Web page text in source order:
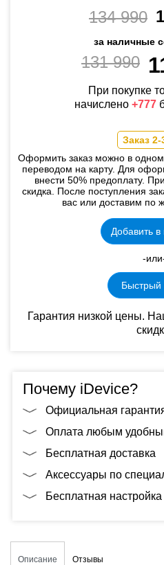
134 990
за наличные
131 990
При покупке
начислено +777
Заказ 2-
Оформить заказ можно в
переводом на карту. Для
внести 50% предоплату.
скидка. После поступления
вас или доставим по
Добавить в
-
Быстрый
Гарантия низкой цены.
Почему iDevice?
Официальная
Оплата любым
Бесплатная доставка
Аксессуары по
Бесплатная настройка
Описание Отзывы